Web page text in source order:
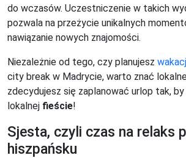
do wczasów. Uczestniczenie w takich
pozwala na przeżycie unikalnych
nawiązanie nowych znajomości.
Niezależnie od tego, czy planujesz
city break w Madrycie, warto znać
zdecydujesz się zaplanować urlop tak, by
lokalnej fieście!
Sjesta, czyli czas na relaks
hiszpańsku